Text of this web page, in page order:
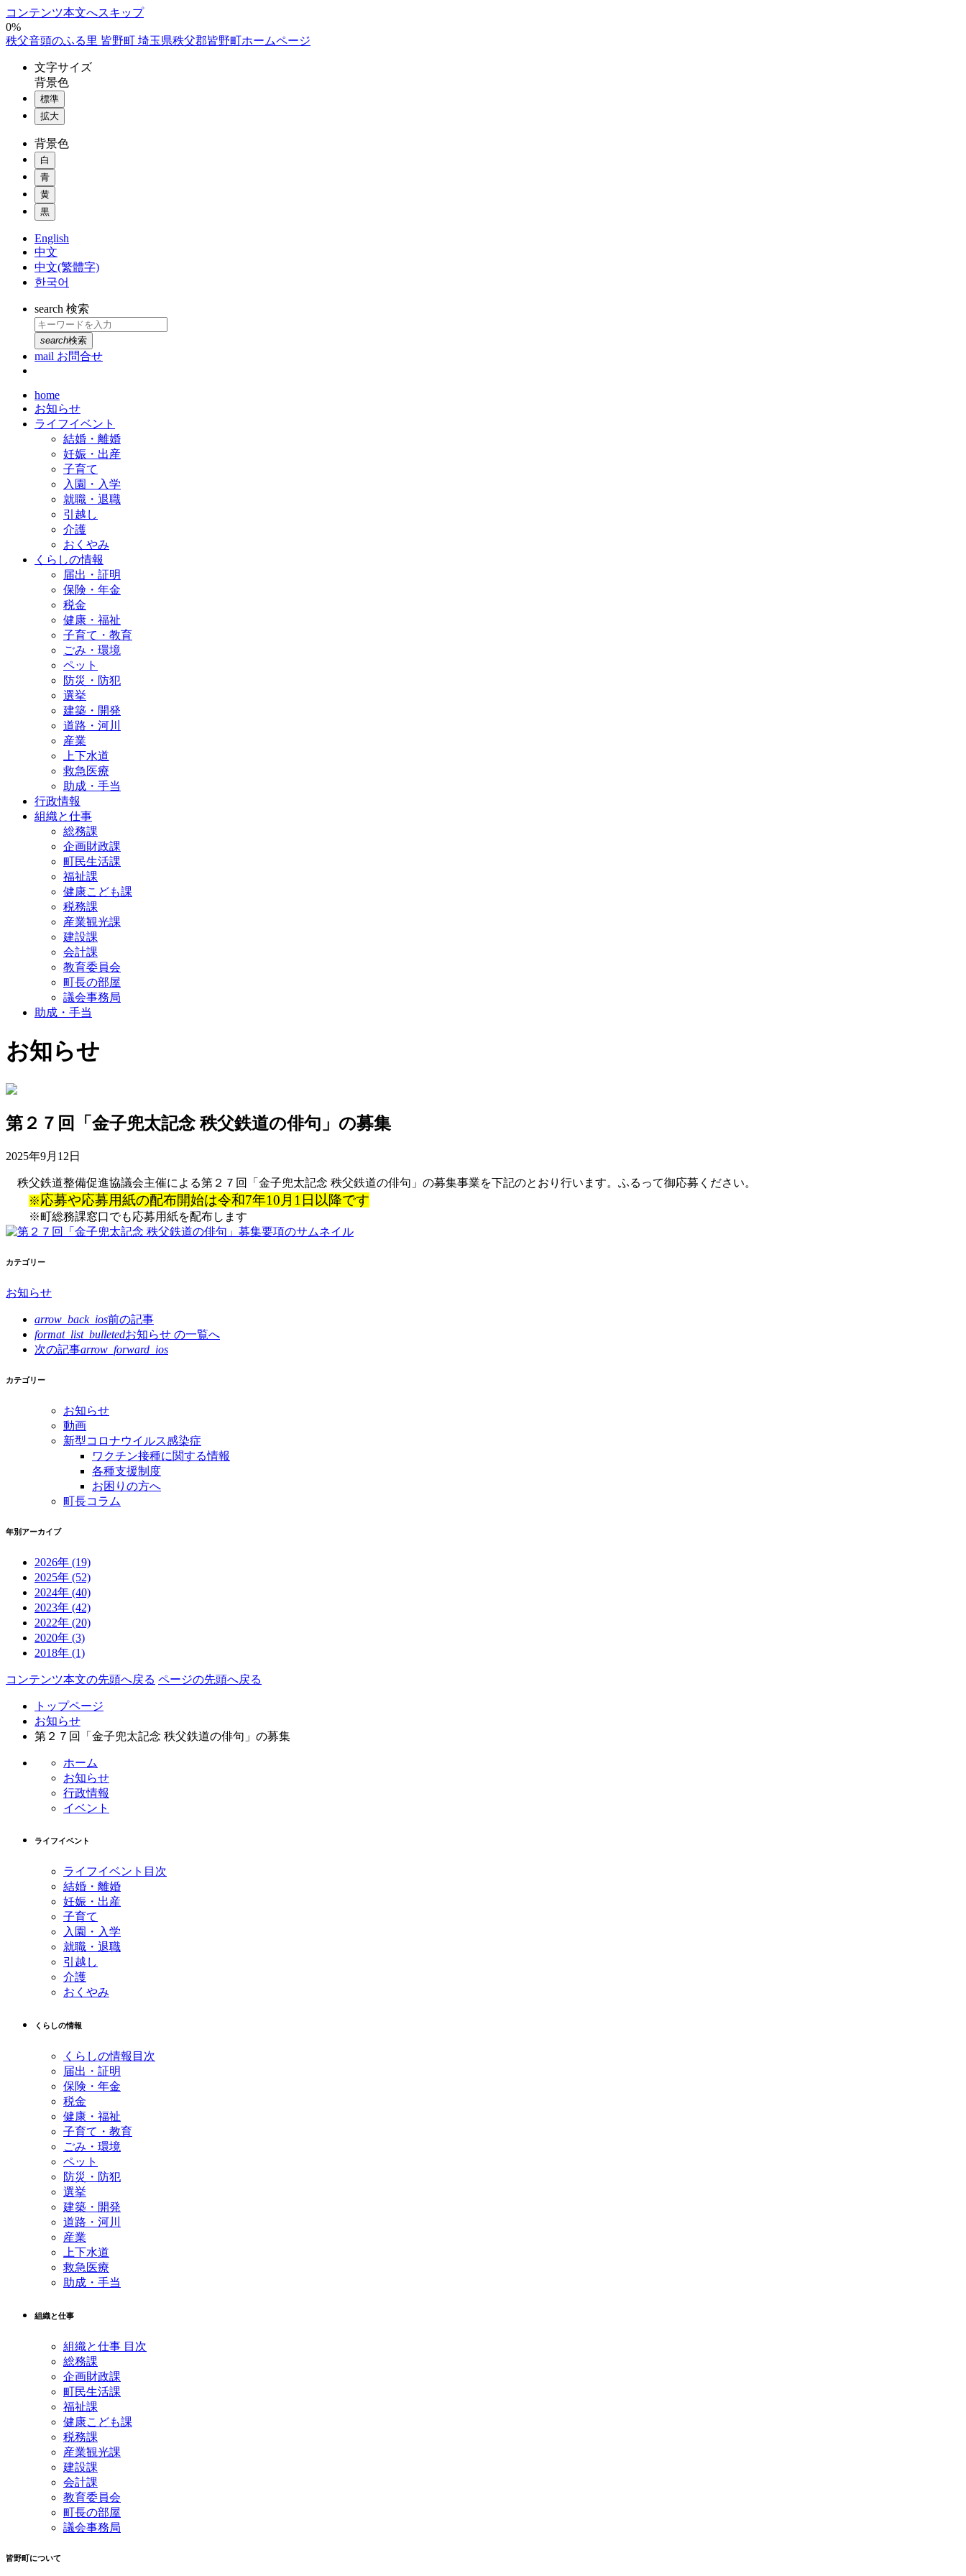
コンテンツ本文へスキップ
0%
秩父音頭のふる里 皆野町 埼玉県秩父郡皆野町ホームページ
文字サイズ
背景色
標準
拡大
背景色
白
青
黄
黒
English
中文
中文(繁體字)
한국어
search 検索
search検索
mail お問合せ
home
お知らせ
ライフイベント
結婚・離婚
妊娠・出産
子育て
入園・入学
就職・退職
引越し
介護
おくやみ
くらしの情報
届出・証明
保険・年金
税金
健康・福祉
子育て・教育
ごみ・環境
ペット
防災・防犯
選挙
建築・開発
道路・河川
産業
上下水道
救急医療
助成・手当
行政情報
組織と仕事
総務課
企画財政課
町民生活課
福祉課
健康こども課
税務課
産業観光課
建設課
会計課
教育委員会
町長の部屋
議会事務局
助成・手当
お知らせ
第２７回「金子兜太記念 秩父鉄道の俳句」の募集
2025年9月12日
秩父鉄道整備促進協議会主催による第２７回「金子兜太記念 秩父鉄道の俳句」の募集事業を下記のとおり行います。ふるって御応募ください。
※応募や応募用紙の配布開始は令和7年10月1日以降です
※町総務課窓口でも応募用紙を配布します
カテゴリー
お知らせ
arrow_back_ios前の記事
format_list_bulletedお知らせ の一覧へ
次の記事arrow_forward_ios
カテゴリー
お知らせ
動画
新型コロナウイルス感染症
ワクチン接種に関する情報
各種支援制度
お困りの方へ
町長コラム
年別アーカイブ
2026年 (19)
2025年 (52)
2024年 (40)
2023年 (42)
2022年 (20)
2020年 (3)
2018年 (1)
コンテンツ本文の先頭へ戻る ページの先頭へ戻る
トップページ
お知らせ
第２７回「金子兜太記念 秩父鉄道の俳句」の募集
ホーム
お知らせ
行政情報
イベント
ライフイベント
ライフイベント目次
結婚・離婚
妊娠・出産
子育て
入園・入学
就職・退職
引越し
介護
おくやみ
くらしの情報
くらしの情報目次
届出・証明
保険・年金
税金
健康・福祉
子育て・教育
ごみ・環境
ペット
防災・防犯
選挙
建築・開発
道路・河川
産業
上下水道
救急医療
助成・手当
組織と仕事
組織と仕事 目次
総務課
企画財政課
町民生活課
福祉課
健康こども課
税務課
産業観光課
建設課
会計課
教育委員会
町長の部屋
議会事務局
皆野町について